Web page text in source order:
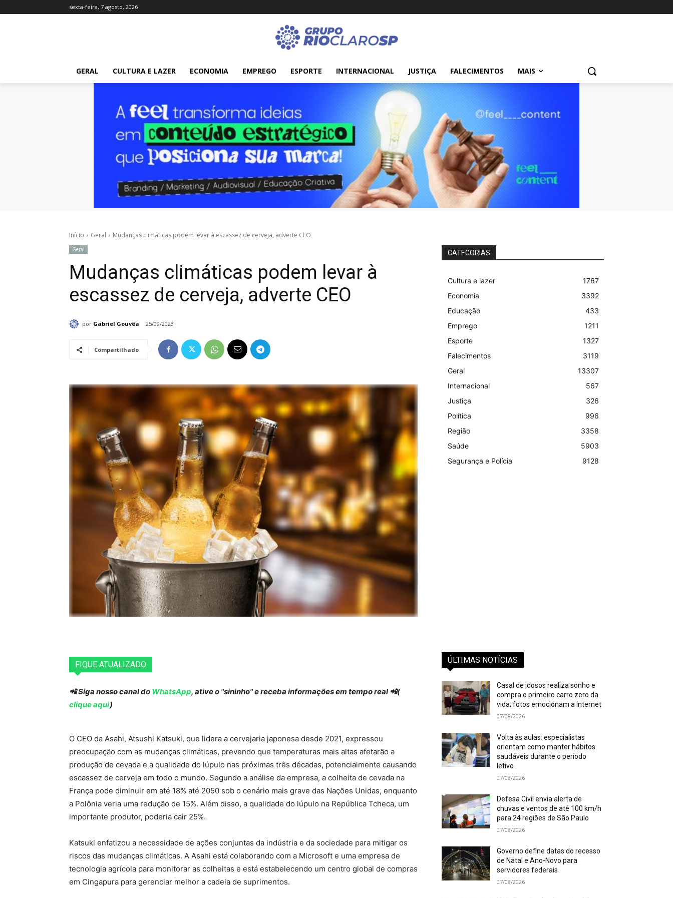
sexta-feira, 7 agosto, 2026
GERAL CULTURA E LAZER ECONOMIA EMPREGO ESPORTE INTERNACIONAL JUSTIÇA FALECIMENTOS MAIS
Início Geral Mudanças climáticas podem levar à escassez de cerveja, adverte CEO
Geral
Mudanças climáticas podem levar à
escassez de cerveja, adverte CEO
por Gabriel Gouvêa 25/09/2023
Compartilhado
FIQUE ATUALIZADO
📲 Siga nosso canal do WhatsApp, ative o "sininho" e receba informações em tempo real 📲(
clique aqui)
O CEO da Asahi, Atsushi Katsuki, que lidera a cervejaria japonesa desde 2021, expressou
preocupação com as mudanças climáticas, prevendo que temperaturas mais altas afetarão a
produção de cevada e a qualidade do lúpulo nas próximas três décadas, potencialmente causando
escassez de cerveja em todo o mundo. Segundo a análise da empresa, a colheita de cevada na
França pode diminuir em até 18% até 2050 sob o cenário mais grave das Nações Unidas, enquanto
a Polônia veria uma redução de 15%. Além disso, a qualidade do lúpulo na República Tcheca, um
importante produtor, poderia cair 25%.
Katsuki enfatizou a necessidade de ações conjuntas da indústria e da sociedade para mitigar os
riscos das mudanças climáticas. A Asahi está colaborando com a Microsoft e uma empresa de
tecnologia agrícola para monitorar as colheitas e está estabelecendo um centro global de compras
em Cingapura para gerenciar melhor a cadeia de suprimentos.
CATEGORIAS
Cultura e lazer
1767
Economia
3392
Educação
433
Emprego
1211
Esporte
1327
Falecimentos
3119
Geral
13307
Internacional
567
Justiça
326
Política
996
Região
3358
Saúde
5903
Segurança e Polícia
9128
ÚLTIMAS NOTÍCIAS
Casal de idosos realiza sonho e
compra o primeiro carro zero da
vida; fotos emocionam a internet
07/08/2026
Volta às aulas: especialistas
orientam como manter hábitos
saudáveis durante o período
letivo
07/08/2026
Defesa Civil envia alerta de
chuvas e ventos de até 100 km/h
para 24 regiões de São Paulo
07/08/2026
Governo define datas do recesso
de Natal e Ano-Novo para
servidores federais
07/08/2026